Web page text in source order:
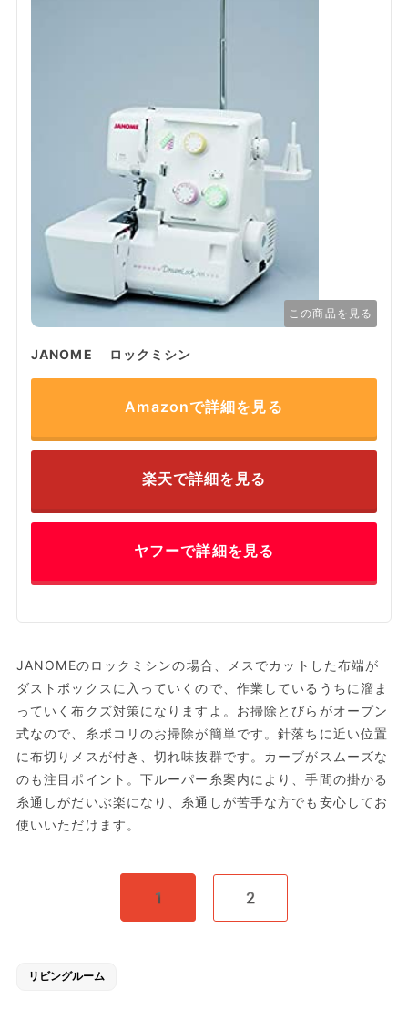
この商品を見る
JANOME ロックミシン
Amazonで詳細を見る
楽天で詳細を見る
ヤフーで詳細を見る
JANOMEのロックミシンの場合、メスでカットした布端が
ダストボックスに入っていくので、作業しているうちに溜ま
っていく布クズ対策になりますよ。お掃除とびらがオープン
式なので、糸ボコリのお掃除が簡単です。針落ちに近い位置
に布切りメスが付き、切れ味抜群です。カーブがスムーズな
のも注目ポイント。下ルーパー糸案内により、手間の掛かる
糸通しがだいぶ楽になり、糸通しが苦手な方でも安心してお
使いいただけます。
1 2
リビングルーム